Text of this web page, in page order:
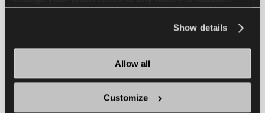
Show details
Allow all
Customize
SNOWAYS 4